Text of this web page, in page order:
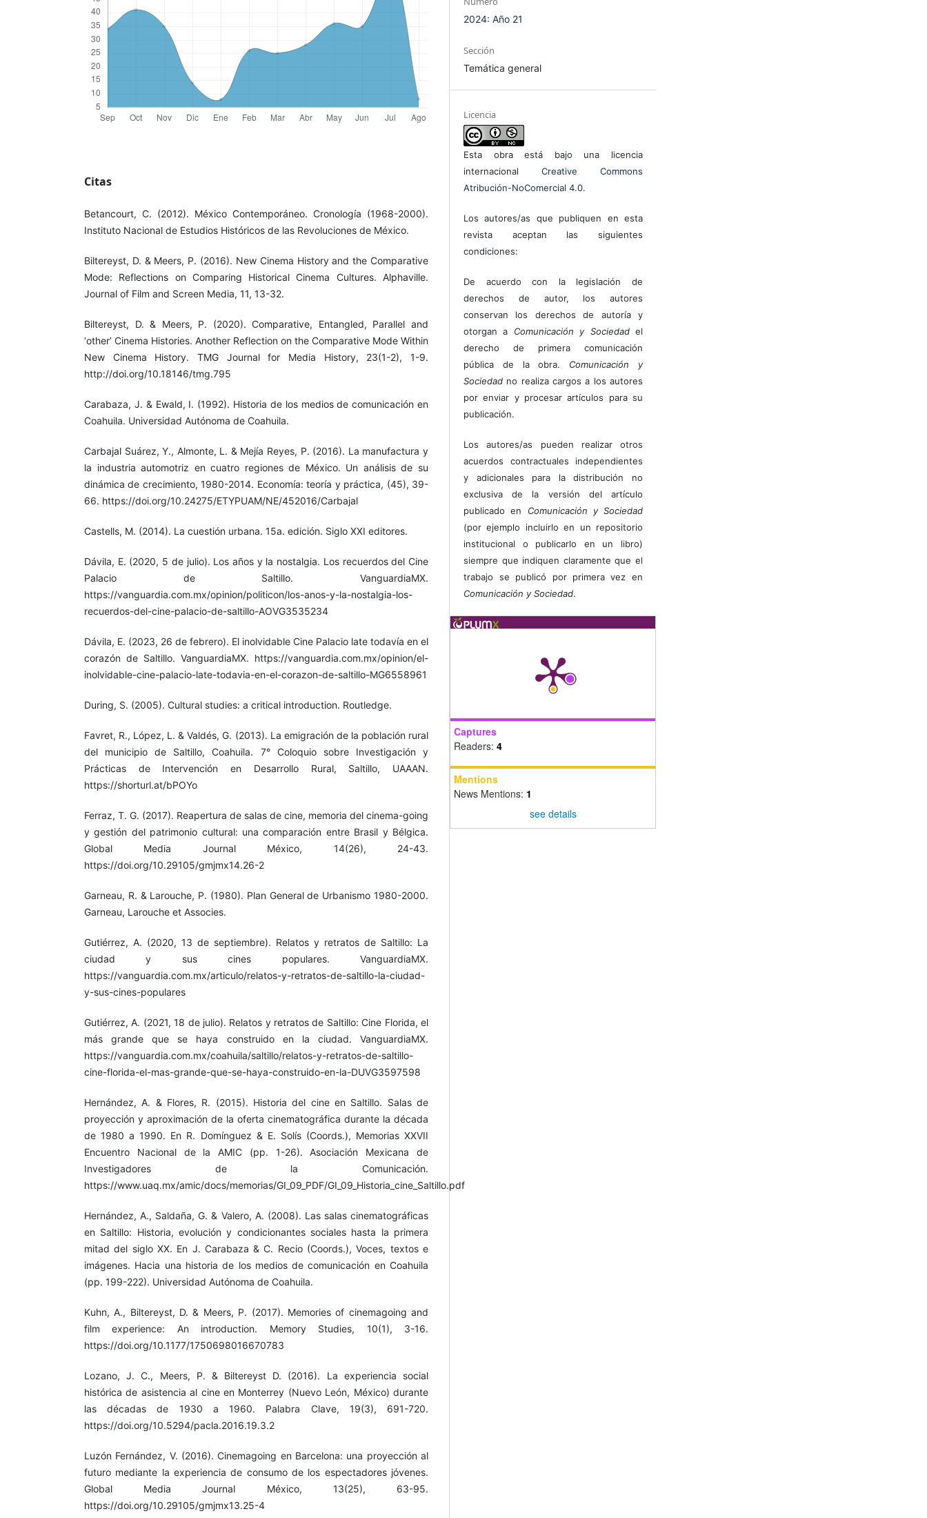
Citas
Betancourt, C. (2012). México Contemporáneo. Cronología (1968-2000).
Instituto Nacional de Estudios Históricos de las Revoluciones de México.
Biltereyst, D. & Meers, P. (2016). New Cinema History and the Comparative
Mode: Reflections on Comparing Historical Cinema Cultures. Alphaville.
Journal of Film and Screen Media, 11, 13-32.
Biltereyst, D. & Meers, P. (2020). Comparative, Entangled, Parallel and
‘other’ Cinema Histories. Another Reflection on the Comparative Mode Within
New Cinema History. TMG Journal for Media History, 23(1-2), 1-9.
http://doi.org/10.18146/tmg.795
Carabaza, J. & Ewald, I. (1992). Historia de los medios de comunicación en
Coahuila. Universidad Autónoma de Coahuila.
Carbajal Suárez, Y., Almonte, L. & Mejía Reyes, P. (2016). La manufactura y
la industria automotriz en cuatro regiones de México. Un análisis de su
dinámica de crecimiento, 1980-2014. Economía: teoría y práctica, (45), 39-
66. https://doi.org/10.24275/ETYPUAM/NE/452016/Carbajal
Castells, M. (2014). La cuestión urbana. 15a. edición. Siglo XXI editores.
Dávila, E. (2020, 5 de julio). Los años y la nostalgia. Los recuerdos del Cine
Palacio de Saltillo. VanguardiaMX.
https://vanguardia.com.mx/opinion/politicon/los-anos-y-la-nostalgia-los-
recuerdos-del-cine-palacio-de-saltillo-AOVG3535234
Dávila, E. (2023, 26 de febrero). El inolvidable Cine Palacio late todavía en el
corazón de Saltillo. VanguardiaMX. https://vanguardia.com.mx/opinion/el-
inolvidable-cine-palacio-late-todavia-en-el-corazon-de-saltillo-MG6558961
During, S. (2005). Cultural studies: a critical introduction. Routledge.
Favret, R., López, L. & Valdés, G. (2013). La emigración de la población rural
del municipio de Saltillo, Coahuila. 7° Coloquio sobre Investigación y
Prácticas de Intervención en Desarrollo Rural, Saltillo, UAAAN.
https://shorturl.at/bPOYo
Ferraz, T. G. (2017). Reapertura de salas de cine, memoria del cinema-going
y gestión del patrimonio cultural: una comparación entre Brasil y Bélgica.
Global Media Journal México, 14(26), 24-43.
https://doi.org/10.29105/gmjmx14.26-2
Garneau, R. & Larouche, P. (1980). Plan General de Urbanismo 1980-2000.
Garneau, Larouche et Associes.
Gutiérrez, A. (2020, 13 de septiembre). Relatos y retratos de Saltillo: La
ciudad y sus cines populares. VanguardiaMX.
https://vanguardia.com.mx/articulo/relatos-y-retratos-de-saltillo-la-ciudad-
y-sus-cines-populares
Gutiérrez, A. (2021, 18 de julio). Relatos y retratos de Saltillo: Cine Florida, el
más grande que se haya construido en la ciudad. VanguardiaMX.
https://vanguardia.com.mx/coahuila/saltillo/relatos-y-retratos-de-saltillo-
cine-florida-el-mas-grande-que-se-haya-construido-en-la-DUVG3597598
Hernández, A. & Flores, R. (2015). Historia del cine en Saltillo. Salas de
proyección y aproximación de la oferta cinematográfica durante la década
de 1980 a 1990. En R. Domínguez & E. Solís (Coords.), Memorias XXVII
Encuentro Nacional de la AMIC (pp. 1-26). Asociación Mexicana de
Investigadores de la Comunicación.
https://www.uaq.mx/amic/docs/memorias/GI_09_PDF/GI_09_Historia_cine_Saltillo.pdf
Hernández, A., Saldaña, G. & Valero, A. (2008). Las salas cinematográficas
en Saltillo: Historia, evolución y condicionantes sociales hasta la primera
mitad del siglo XX. En J. Carabaza & C. Recio (Coords.), Voces, textos e
imágenes. Hacia una historia de los medios de comunicación en Coahuila
(pp. 199-222). Universidad Autónoma de Coahuila.
Kuhn, A., Biltereyst, D. & Meers, P. (2017). Memories of cinemagoing and
film experience: An introduction. Memory Studies, 10(1), 3-16.
https://doi.org/10.1177/1750698016670783
Lozano, J. C., Meers, P. & Biltereyst D. (2016). La experiencia social
histórica de asistencia al cine en Monterrey (Nuevo León, México) durante
las décadas de 1930 a 1960. Palabra Clave, 19(3), 691-720.
https://doi.org/10.5294/pacla.2016.19.3.2
Luzón Fernández, V. (2016). Cinemagoing en Barcelona: una proyección al
futuro mediante la experiencia de consumo de los espectadores jóvenes.
Global Media Journal México, 13(25), 63-95.
https://doi.org/10.29105/gmjmx13.25-4
2024: Año 21
Sección
Temática general
Licencia
Esta obra está bajo una licencia
internacional Creative Commons
Atribución-NoComercial 4.0.
Los autores/as que publiquen en esta
revista aceptan las siguientes
condiciones:
De acuerdo con la legislación de
derechos de autor, los autores
conservan los derechos de autoría y
otorgan a Comunicación y Sociedadel
derecho de primera comunicación
pública de la obra. Comunicación y
Sociedad no realiza cargos a los autores
por enviar y procesar artículos para su
publicación.
Los autores/as pueden realizar otros
acuerdos contractuales independientes
y adicionales para la distribución no
exclusiva de la versión del artículo
publicado en Comunicación y Sociedad
(por ejemplo incluirlo en un repositorio
institucional o publicarlo en un libro)
siempre que indiquen claramente que el
trabajo se publicó por primera vez en
Comunicación y Sociedad.
Captures
Readers: 4
Mentions
News Mentions: 1
see details